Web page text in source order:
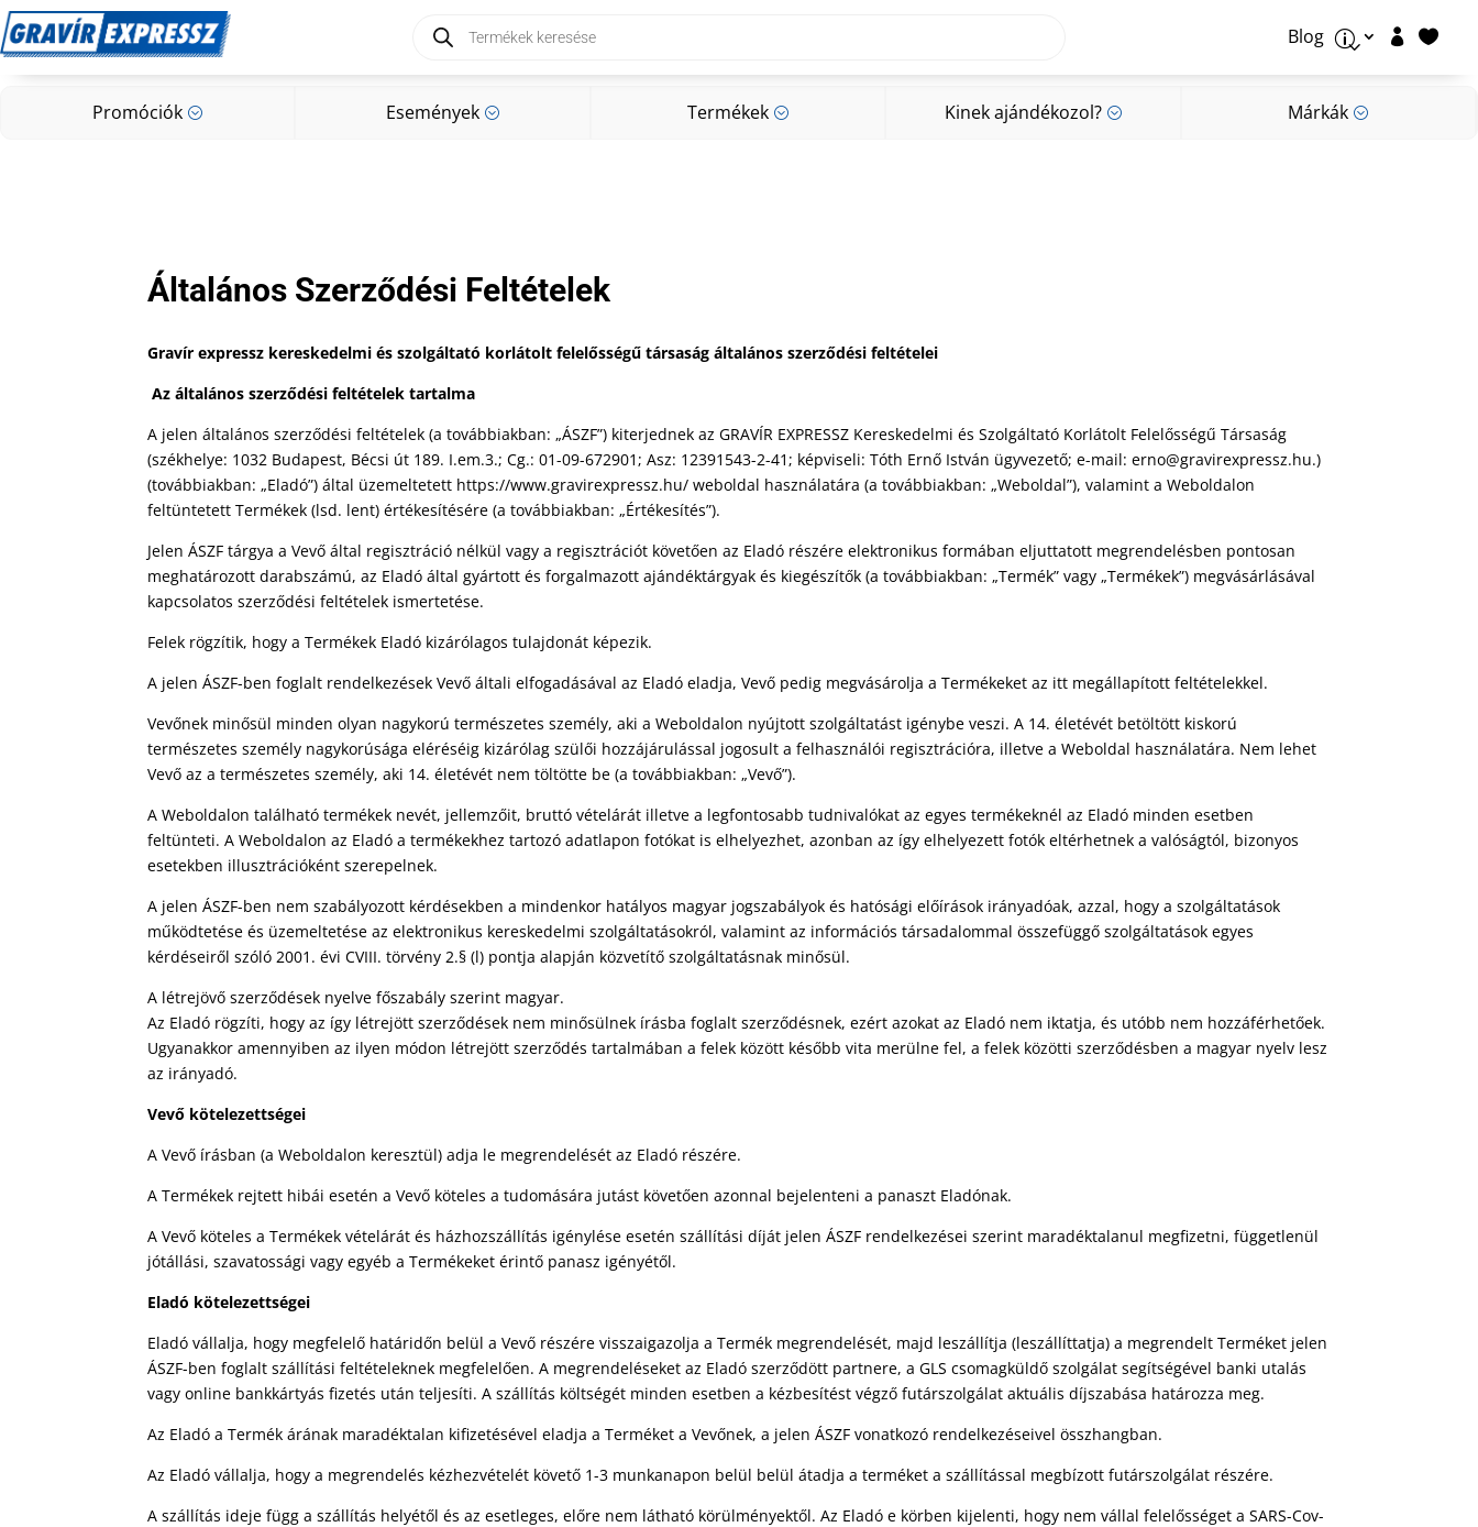
search Blog p  
Promóciók ; Események ; Termékek ; Kinek ajándékozol? ; Márkák ;
Promóciók; Események Márkák;
Általános Szerződési Feltételek
Gravír expressz kereskedelmi és szolgáltató korlátolt felelősségű társaság általános szerződési feltételei
Az általános szerződési feltételek tartalma
A jelen általános szerződési feltételek (a továbbiakban: „ÁSZF”) kiterjednek az GRAVÍR EXPRESSZ Kereskedelmi és Szolgáltató Korlátolt Felelősségű Társaság
(székhelye: 1032 Budapest, Bécsi út 189. I.em.3.; Cg.: 01-09-672901; Asz: 12391543-2-41; képviseli: Tóth Ernő István ügyvezető; e-mail: erno@gravirexpressz.hu.)
(továbbiakban: „Eladó”) által üzemeltetett https://www.gravirexpressz.hu/ weboldal használatára (a továbbiakban: „Weboldal”), valamint a Weboldalon
feltüntetett Termékek (lsd. lent) értékesítésére (a továbbiakban: „Értékesítés”).
Jelen ÁSZF tárgya a Vevő által regisztráció nélkül vagy a regisztrációt követően az Eladó részére elektronikus formában eljuttatott megrendelésben pontosan
meghatározott darabszámú, az Eladó által gyártott és forgalmazott ajándéktárgyak és kiegészítők (a továbbiakban: „Termék” vagy „Termékek”) megvásárlásával
kapcsolatos szerződési feltételek ismertetése.
Felek rögzítik, hogy a Termékek Eladó kizárólagos tulajdonát képezik.
A jelen ÁSZF-ben foglalt rendelkezések Vevő általi elfogadásával az Eladó eladja, Vevő pedig megvásárolja a Termékeket az itt megállapított feltételekkel.
Vevőnek minősül minden olyan nagykorú természetes személy, aki a Weboldalon nyújtott szolgáltatást igénybe veszi. A 14. életévét betöltött kiskorú
természetes személy nagykorúsága eléréséig kizárólag szülői hozzájárulással jogosult a felhasználói regisztrációra, illetve a Weboldal használatára. Nem lehet
Vevő az a természetes személy, aki 14. életévét nem töltötte be (a továbbiakban: „Vevő”).
A Weboldalon található termékek nevét, jellemzőit, bruttó vételárát illetve a legfontosabb tudnivalókat az egyes termékeknél az Eladó minden esetben
feltünteti. A Weboldalon az Eladó a termékekhez tartozó adatlapon fotókat is elhelyezhet, azonban az így elhelyezett fotók eltérhetnek a valóságtól, bizonyos
esetekben illusztrációként szerepelnek.
A jelen ÁSZF-ben nem szabályozott kérdésekben a mindenkor hatályos magyar jogszabályok és hatósági előírások irányadóak, azzal, hogy a szolgáltatások
működtetése és üzemeltetése az elektronikus kereskedelmi szolgáltatásokról, valamint az információs társadalommal összefüggő szolgáltatások egyes
kérdéseiről szóló 2001. évi CVIII. törvény 2.§ (l) pontja alapján közvetítő szolgáltatásnak minősül.
A létrejövő szerződések nyelve főszabály szerint magyar.
Az Eladó rögzíti, hogy az így létrejött szerződések nem minősülnek írásba foglalt szerződésnek, ezért azokat az Eladó nem iktatja, és utóbb nem hozzáférhetőek.
Ugyanakkor amennyiben az ilyen módon létrejött szerződés tartalmában a felek között később vita merülne fel, a felek közötti szerződésben a magyar nyelv lesz
az irányadó.
Vevő kötelezettségei
A Vevő írásban (a Weboldalon keresztül) adja le megrendelését az Eladó részére.
A Termékek rejtett hibái esetén a Vevő köteles a tudomására jutást követően azonnal bejelenteni a panaszt Eladónak.
A Vevő köteles a Termékek vételárát és házhozszállítás igénylése esetén szállítási díját jelen ÁSZF rendelkezései szerint maradéktalanul megfizetni, függetlenül
jótállási, szavatossági vagy egyéb a Termékeket érintő panasz igényétől.
Eladó kötelezettségei
Eladó vállalja, hogy megfelelő határidőn belül a Vevő részére visszaigazolja a Termék megrendelését, majd leszállítja (leszállíttatja) a megrendelt Terméket jelen
ÁSZF-ben foglalt szállítási feltételeknek megfelelően. A megrendeléseket az Eladó szerződött partnere, a GLS csomagküldő szolgálat segítségével banki utalás
vagy online bankkártyás fizetés után teljesíti. A szállítás költségét minden esetben a kézbesítést végző futárszolgálat aktuális díjszabása határozza meg.
Az Eladó a Termék árának maradéktalan kifizetésével eladja a Terméket a Vevőnek, a jelen ÁSZF vonatkozó rendelkezéseivel összhangban.
Az Eladó vállalja, hogy a megrendelés kézhezvételét követő 1-3 munkanapon belül belül átadja a terméket a szállítással megbízott futárszolgálat részére.
A szállítás ideje függ a szállítás helyétől és az esetleges, előre nem látható körülményektől. Az Eladó e körben kijelenti, hogy nem vállal felelősséget a SARS-Cov-